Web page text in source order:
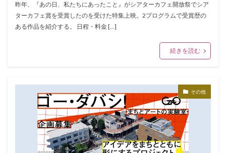
昨年、『あの日、私たちにあったこと』がシアターカフェ開放祭でシア
ターカフェ賞を受賞したのを受けた特集上映。2プログラムで受賞歴の
ある作品を紹介する。 日程・料金 […]
続きを読む
その他